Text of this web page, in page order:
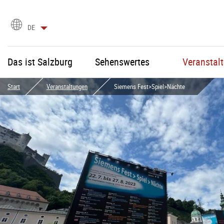
Sprachauswahl
DE
Das ist Salzburg Sehenswertes
Start Veranstaltungen Siemens Fest>Spiel>Nächte